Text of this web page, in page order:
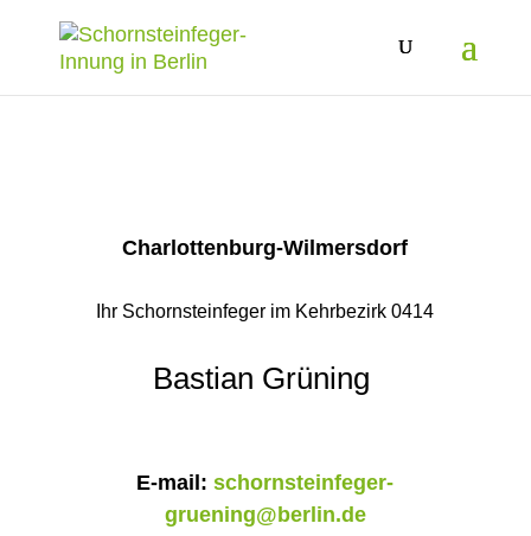
Charlottenburg-Wilmersdorf
Ihr Schornsteinfeger im Kehrbezirk 0414
Bastian Grüning
E-mail:schornsteinfeger-
gruening@berlin.de